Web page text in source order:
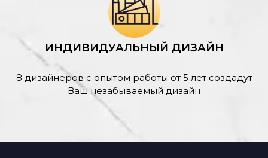
ИНДИВИДУАЛЬНЫЙ ДИЗАЙН
8 дизайнеров с опытом работы от 5 лет создадут
Ваш незабываемый дизайн